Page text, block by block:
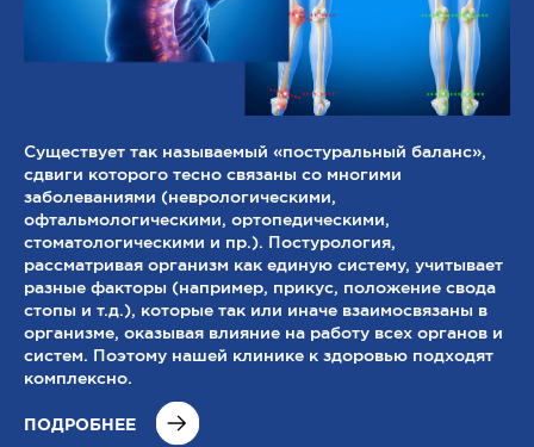
Существует так называемый «постуральный баланс»,
сдвиги которого тесно связаны со многими
заболеваниями (неврологическими,
офтальмологическими, ортопедическими,
стоматологическими и пр.). Постурология,
рассматривая организм как единую систему, учитывает
разные факторы (например, прикус, положение свода
стопы и т.д.), которые так или иначе взаимосвязаны в
организме, оказывая влияние на работу всех органов и
систем. Поэтому нашей клинике к здоровью подходят
комплексно.
ПОДРОБНЕЕ